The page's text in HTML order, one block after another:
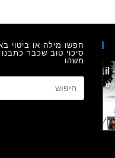
חפשו מילה או ביטוי
סיכוי טוב שכבר
משהו